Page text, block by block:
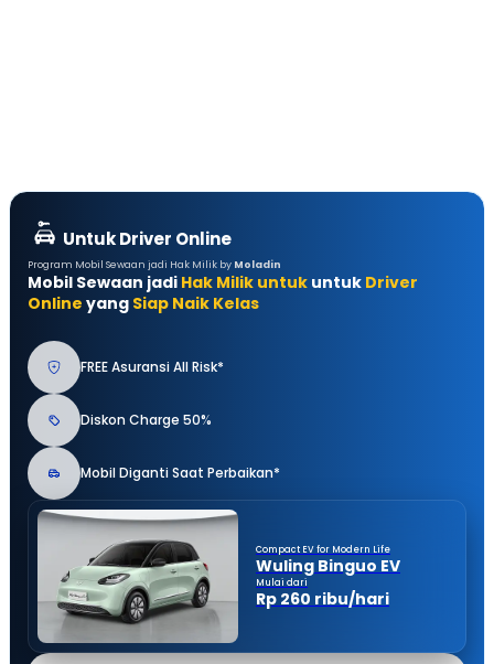
Untuk Driver Online
Program Mobil Sewaan jadi Hak Milik by Moladin
Mobil Sewaan jadi Hak Milik untuk untuk Driver
Online yang Siap Naik Kelas
FREE Asuransi All Risk*
Diskon Charge 50%
Mobil Diganti Saat Perbaikan*
Compact EV for Modern Life
Wuling Binguo EV
Mulai dari
Rp 260 ribu/hari